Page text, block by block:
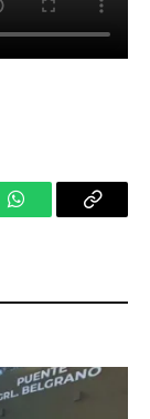
WhatsAppCopy